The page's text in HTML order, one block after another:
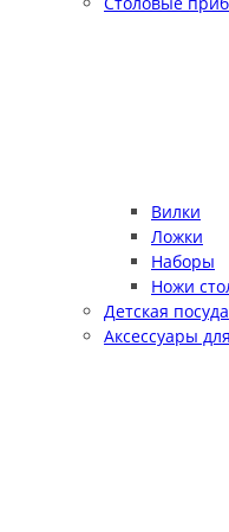
Вилки
Ложки
Наборы
Ножи
Детская посуда
Аксессуары